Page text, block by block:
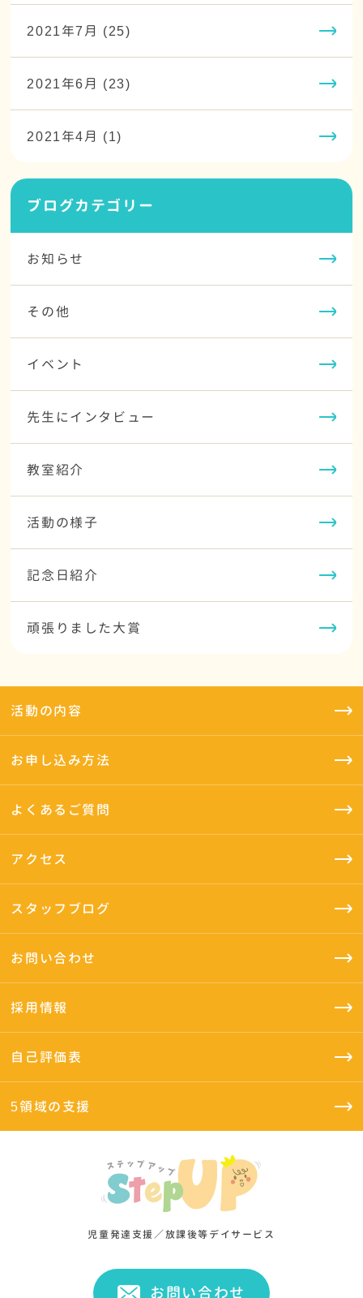
2021年7月 (25)
2021年6月 (23)
2021年4月 (1)
ブログカテゴリー
お知らせ
その他
イベント
先生にインタビュー
教室紹介
活動の様子
記念日紹介
頑張りました大賞
活動の内容
お申し込み方法
よくあるご質問
アクセス
スタッフブログ
お問い合わせ
採用情報
自己評価表
5領域の支援
児童発達支援／放課後等デイサービス
お問い合わせ